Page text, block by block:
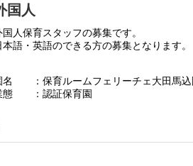
国人
国人保育スタッフの募集です。
本語・英語のできる方の募集となります。
名 ：保育ルームフェリーチェ大田馬込
態 ：認証保育園
育時間：月～金曜日 7:30～21:00 / 土曜日
主な仕事内容】